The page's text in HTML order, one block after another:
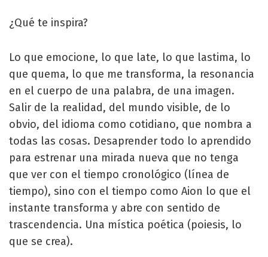
¿Qué te inspira?
Lo que emocione, lo que late, lo que lastima, lo
que quema, lo que me transforma, la resonancia
en el cuerpo de una palabra, de una imagen.
Salir de la realidad, del mundo visible, de lo
obvio, del idioma como cotidiano, que nombra a
todas las cosas. Desaprender todo lo aprendido
para estrenar una mirada nueva que no tenga
que ver con el tiempo cronológico (línea de
tiempo), sino con el tiempo como Aion lo que el
instante transforma y abre con sentido de
trascendencia. Una mística poética (poiesis, lo
que se crea).